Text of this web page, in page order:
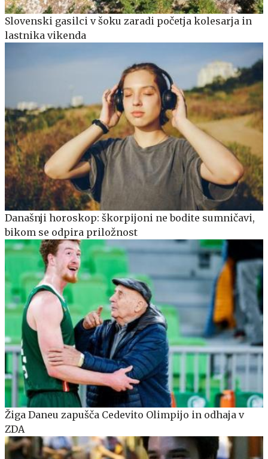
Slovenski gasilci v šoku zaradi početja kolesarja in
lastnika vikenda
Današnji horoskop: škorpijoni ne bodite sumničavi,
bikom se odpira priložnost
Žiga Daneu zapušča Cedevito Olimpijo in odhaja v
ZDA